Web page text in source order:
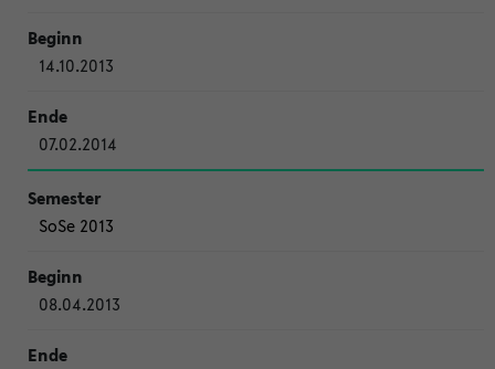
14.10.2013
07.02.2014
SoSe 2013
08.04.2013